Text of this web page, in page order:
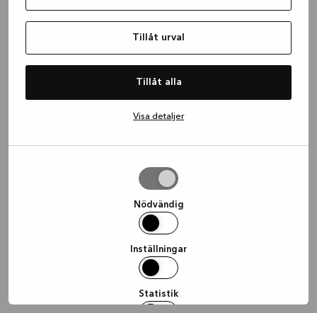
Tillåt urval
Tillåt alla
Visa detaljer
Nödvändig
Inställningar
Statistik
information).